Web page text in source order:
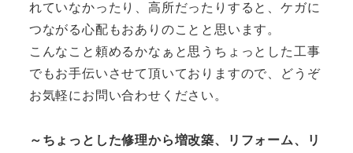
れていなかったり、高所だったりすると、ケガに
つながる心配もおありのことと思います。
こんなこと頼めるかなぁと思うちょっとした工事
でもお手伝いさせて頂いておりますので、どうぞ
お気軽にお問い合わせください。
～ちょっとした修理から増改築、リフォーム、リ